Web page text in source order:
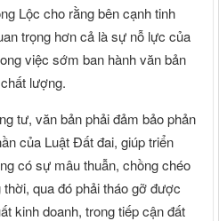
Lộc cho rằng bên cạnh tinh
trọng hơn cả là sự nỗ lực của
việc sớm ban hành văn bản
lượng.
tư, văn bản phải đảm bảo phản
của Luật Đất đai, giúp triển
có sự mâu thuẫn, chồng chéo
qua đó phải tháo gỡ được
kinh doanh, trong tiếp cận đất